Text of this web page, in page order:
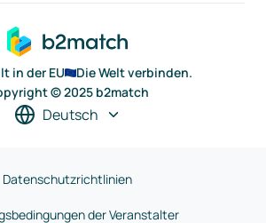
in der EU
Die Welt verbinden.
© 2025 b2match
Deutsch
Datenschutzrichtlinien
der Veranstalter